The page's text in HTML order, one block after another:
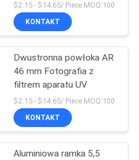
$2.15 - $14.65/ Piece MOQ:100
KONTAKT
Dwustronna powłoka AR
46 mm Fotografia z
filtrem aparatu UV
$2.15 - $14.65/ Piece MOQ:100
KONTAKT
Aluminiowa ramka 5,5